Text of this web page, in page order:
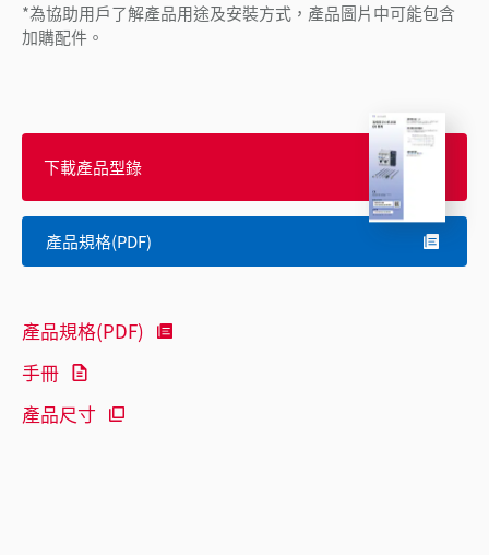
*為協助用戶了解產品用途及安裝方式，產品圖片中可能包含
加購配件。
下載產品型錄
產品規格(PDF)
產品規格(PDF)
手冊
產品尺寸